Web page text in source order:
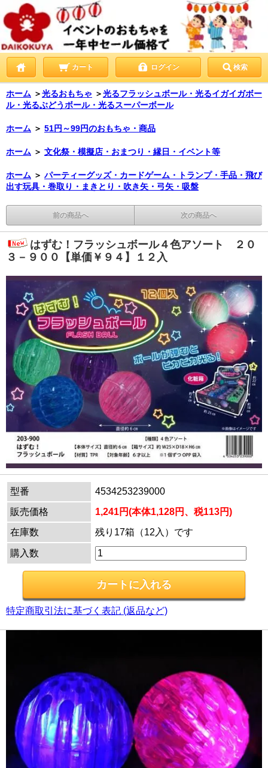
カート ログイン 検索
ホーム ＞光るおもちゃ ＞光るフラッシュボール・光るイガイガボー
ル・光るぶどうボール・光るスーパーボール
ホーム ＞ 51円～99円のおもちゃ・商品
ホーム ＞ 文化祭・模擬店・おまつり・縁日・イベント等
ホーム ＞ パーティーグッズ・カードゲーム・トランプ・手品・飛び
出す玩具・巻取り・まきとり・吹き矢・弓矢・吸盤
前の商品へ 次の商品へ
はずむ！フラッシュボール４色アソート ２０
３－９００【単価￥９４】１２入
型番
4534253239000
販売価格
1,241円(本体1,128円、税113円)
在庫数
残り17箱（12入）です
購入数
特定商取引法に基づく表記 (返品など)